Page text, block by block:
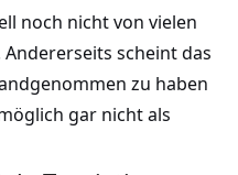
noch nicht von vielen
scheint das
zu haben
gar nicht als